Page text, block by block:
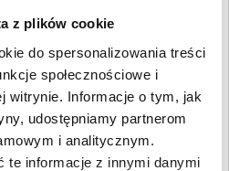
z plików cookie
do spersonalizowania treści
społecznościowe i
witrynie. Informacje o tym, jak
udostępniamy partnerom
i analitycznym.
te informacje z innymi danymi
9 646,34 PLN
12 stycznia
2026
25 175,05 PLN